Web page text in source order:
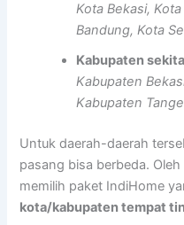
Kota Bekasi,
Bandung, Kota
Kabupaten
Kabupaten
Kabupaten
Untuk daerah-daerah
pasang bisa berbeda.
memilih paket IndiHome
kota/kabupaten tempat